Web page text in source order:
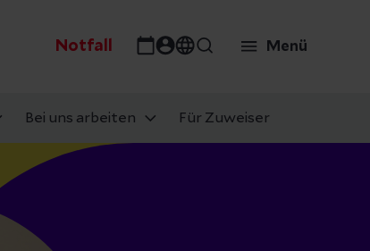
Notfall Menü
Bei uns arbeiten Für Zuweiser